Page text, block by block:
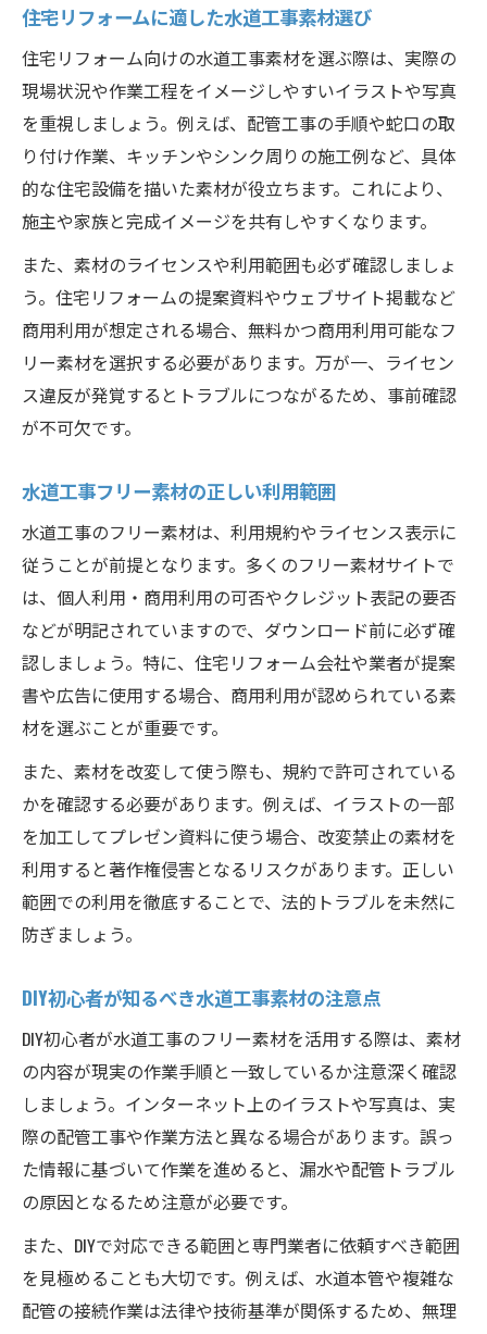
住宅リフォームに必要な水道工事素材とは
水道工事のDIYと専門業者の違いを知る
水道工事素材でリフォーム計画を最適化
写真やイラスト素材が見せる水道工事の工夫と
は
水道工事写真素材で作業工程を明確化
水道工事素材で実現できる工夫と事例
写真素材の効果的な水道工事活用法
水道工事素材を使った情報共有のコツ
作業イメージ共有に効く水道工事素材の選定の
コツ
失敗しない水道工事素材選定の基準
DIY作業を助ける水道工事素材の活用法
水道工事素材がもたらすコミュニケーショ
ン効果
水道工事素材選びで重視すべき安全性
住宅リフォームに適した水道工事素材選び
住宅リフォーム向けの水道工事素材を選ぶ際は、実際の
現場状況や作業工程をイメージしやすいイラストや写真
を重視しましょう。例えば、配管工事の手順や蛇口の取
り付け作業、キッチンやシンク周りの施工例など、具体
的な住宅設備を描いた素材が役立ちます。これにより、
施主や家族と完成イメージを共有しやすくなります。
また、素材のライセンスや利用範囲も必ず確認しましょ
う。住宅リフォームの提案資料やウェブサイト掲載など
商用利用が想定される場合、無料かつ商用利用可能なフ
リー素材を選択する必要があります。万が一、ライセン
ス違反が発覚するとトラブルにつながるため、事前確認
が不可欠です。
水道工事フリー素材の正しい利用範囲
水道工事のフリー素材は、利用規約やライセンス表示に
従うことが前提となります。多くのフリー素材サイトで
は、個人利用・商用利用の可否やクレジット表記の要否
などが明記されていますので、ダウンロード前に必ず確
認しましょう。特に、住宅リフォーム会社や業者が提案
書や広告に使用する場合、商用利用が認められている素
材を選ぶことが重要です。
また、素材を改変して使う際も、規約で許可されている
かを確認する必要があります。例えば、イラストの一部
を加工してプレゼン資料に使う場合、改変禁止の素材を
利用すると著作権侵害となるリスクがあります。正しい
範囲での利用を徹底することで、法的トラブルを未然に
防ぎましょう。
DIY初心者が知るべき水道工事素材の注意点
DIY初心者が水道工事のフリー素材を活用する際は、素材
の内容が現実の作業手順と一致しているか注意深く確認
しましょう。インターネット上のイラストや写真は、実
際の配管工事や作業方法と異なる場合があります。誤っ
た情報に基づいて作業を進めると、漏水や配管トラブル
の原因となるため注意が必要です。
また、DIYで対応できる範囲と専門業者に依頼すべき範囲
を見極めることも大切です。例えば、水道本管や複雑な
配管の接続作業は法律や技術基準が関係するため、無理